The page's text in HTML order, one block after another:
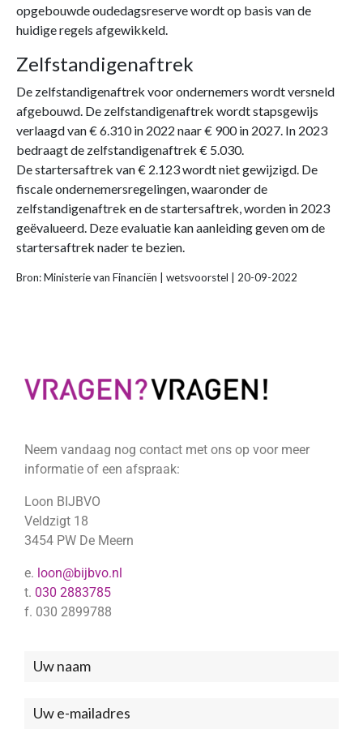
opgebouwde oudedagsreserve wordt op basis van de
huidige regels afgewikkeld.
Zelfstandigenaftrek
De zelfstandigenaftrek voor ondernemers wordt versneld
afgebouwd. De zelfstandigenaftrek wordt stapsgewijs
verlaagd van € 6.310 in 2022 naar € 900 in 2027. In 2023
bedraagt de zelfstandigenaftrek € 5.030.
De startersaftrek van € 2.123 wordt niet gewijzigd. De
fiscale ondernemersregelingen, waaronder de
zelfstandigenaftrek en de startersaftrek, worden in 2023
geëvalueerd. Deze evaluatie kan aanleiding geven om de
startersaftrek nader te bezien.
Bron: Ministerie van Financiën | wetsvoorstel | 20-09-2022
Neem vandaag nog contact met ons op voor meer
informatie of een afspraak:
Loon BIJBVO
Veldzigt 18
3454 PW De Meern
e. loon@bijbvo.nl
t. 030 2883785
f. 030 2899788
Neem
met